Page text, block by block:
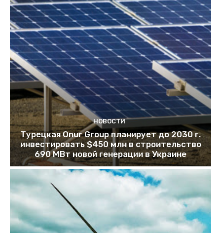
НОВОСТИ
Турецкая Onur Group планирует до 2030 г.
инвестировать $450 млн в строительство
690 МВт новой генерации в Украине